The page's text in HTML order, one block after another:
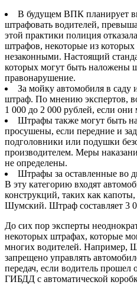
В будущем ВПК планирует
штрафовать водителей,
этой практики полиция
штрафов, некоторые из
незаконными. Настоящий
которых могут быть наложены
правонарушение.
За мойку автомобиля в саду
штраф. По мнению экспертов,
1 000 до 2 000 рублей, если
Штрафы также могут быть
просушены, если передние и
подголовники или подушки
производителем. Меры
не определены.
Штрафы за оставленные во
В эту категорию входят
конструкций, таких как
Шумский. Штраф составляет 3
До сих пор эксперты
некоторых штрафах, которые
многих водителей. Например,
запрещено управлять
передач, если водитель прошел
ГИБДД с автоматической